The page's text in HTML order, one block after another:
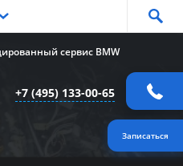
Серия Серия
СерияX3
X6 СерияZ4 СерияM
сервис BMW
+7 (495) 133-00-65
Записаться